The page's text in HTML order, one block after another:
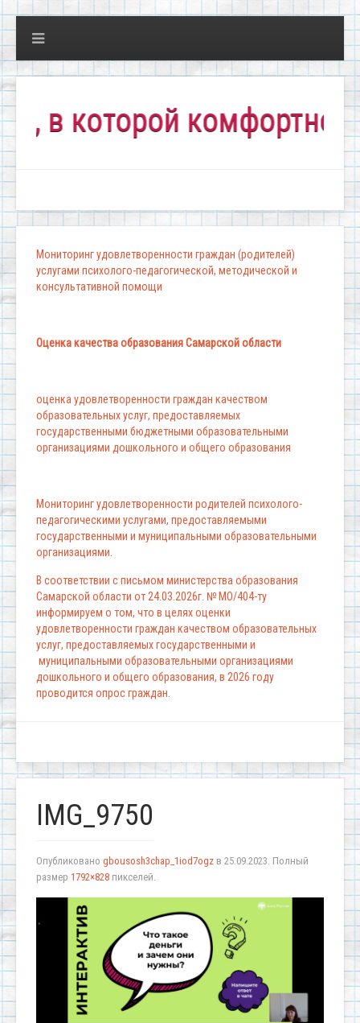
комфортно
Мониторинг удовлетворенности граждан (родителей)
услугами психолого-педагогической, методической и
консультативной помощи
Оценка качества образования Самарской области
оценка удовлетворенности граждан качеством
образовательных услуг, предоставляемых
государственными бюджетными образовательными
организациями дошкольного и общего образования
Мониторинг удовлетворенности родителей психолого-
педагогическими услугами, предоставляемыми
государственными и муниципальными образовательными
организациями.
В соответствии с письмом министерства образования
Самарской области от 24.03.2026г. № МО/404-ту
информируем о том, что в целях оценки
удовлетворенности граждан качеством образовательных
услуг, предоставляемых государственными и
муниципальными образовательными организациями
дошкольного и общего образования, в 2026 году
проводится опрос граждан.
IMG_9750
Опубликовано gbousosh3chap_1iod7ogz в 25.09.2023. Полный
размер 1792×828 пикселей.